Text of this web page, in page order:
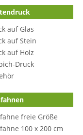
auf Glas
auf Stein
auf Holz
Druck
freie Größe
100 x 200 cm